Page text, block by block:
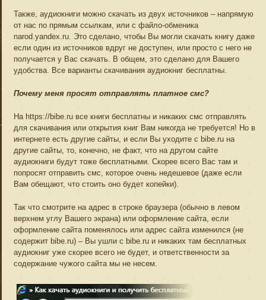
Также, аудиокниги можно скачать из двух источников – напрямую
от нас по прямым ссылкам, или с файло-обменика
narod.yandex.ru. Это сделано, чтобы Вы могли скачать книгу даже
если один из источников вдруг не доступен, или просто с него не
получается у Вас скачать. В общем, это сделано для Вашего
удобства. Все варианты скачивания аудиокниг бесплатны.
Почему меня просят отправлять платное смс?
На https://bibe.ru все книги бесплатны и никаких смс отправлять
для скачивания или открытия книг Вам никогда не требуется! Но в
интернете есть другие сайты, и если Вы уходите с bibe.ru на
другие сайты, то, конечно, не факт, что на другом сайте
аудиокниги будут тоже бесплатными. Скорее всего Вас там и
попросят отправить смс, которое очень недешевое (даже если
Вам обещают, что стоить оно будет копейки).
Так что смотрите на адрес в строке браузера (обычно в левом
верхнем углу Вашего экрана) или оформление сайта, если
оформление сайта поменялось или адрес сайта изменился (не
содержит bibe.ru) – Вы ушли с bibe.ru и никаких там бесплатных
аудиокниг уже скорее всего не будет, и ответственности за
содержание чужого сайта мы не несем.